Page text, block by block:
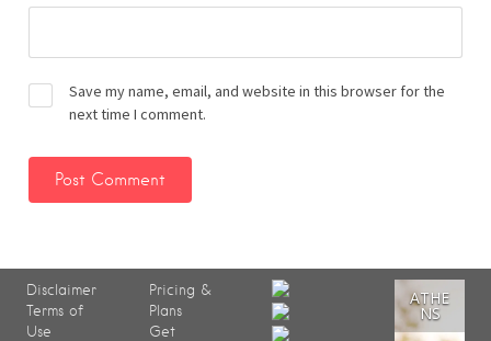
Save my name, email, and website in this browser for the
next time I comment.
Disclaimer
Terms of
Use
Pricing &
Plans
Get
ATHE
NS